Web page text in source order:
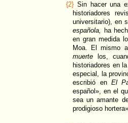
{2} Sin hacer una
historiadores
universitario), en
española,
ha
en gran medida
Moa. El mismo
muerte los,
historiadores en
especial, la
escribió enEl
español», en el
sea un amante
prodigioso